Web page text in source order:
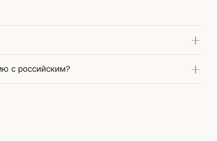
с российским?